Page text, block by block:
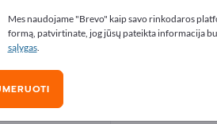
implantai
Mes naudojame "Brevo" kaip savo rinkodaros
formą, patvirtinate, jog jūsų pateikta informacija
sąlygas.